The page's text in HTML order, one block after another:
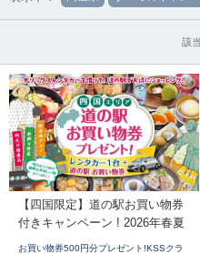
該
【四国限定】道の駅お買い物券
付きキャンペーン ! 2026年春夏
お買い物券500円分プレゼント!KSSクラ